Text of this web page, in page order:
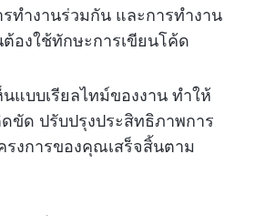
ทำงานร่วมกัน และการทำงาน
องใช้ทักษะการเขียนโค้ด
แบบเรียลไทม์ของงาน ทำให้
ขัด ปรับปรุงประสิทธิภาพการ
รงการของคุณเสร็จสิ้นตาม